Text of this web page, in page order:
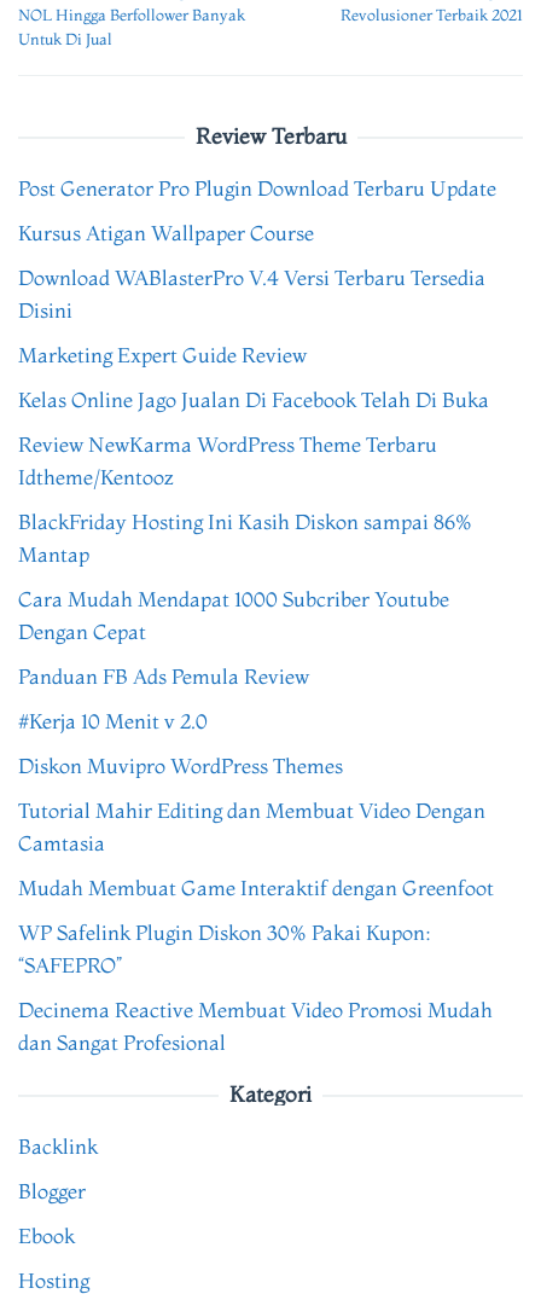
NOL Hingga Berfollower Banyak
Untuk Di Jual
Revolusioner Terbaik 2021
Review Terbaru
Post Generator Pro Plugin Download Terbaru Update
Kursus Atigan Wallpaper Course
Download WABlasterPro V.4 Versi Terbaru Tersedia
Disini
Marketing Expert Guide Review
Kelas Online Jago Jualan Di Facebook Telah Di Buka
Review NewKarma WordPress Theme Terbaru
Idtheme/Kentooz
BlackFriday Hosting Ini Kasih Diskon sampai 86%
Mantap
Cara Mudah Mendapat 1000 Subcriber Youtube
Dengan Cepat
Panduan FB Ads Pemula Review
#Kerja 10 Menit v 2.0
Diskon Muvipro WordPress Themes
Tutorial Mahir Editing dan Membuat Video Dengan
Camtasia
Mudah Membuat Game Interaktif dengan Greenfoot
WP Safelink Plugin Diskon 30% Pakai Kupon:
“SAFEPRO”
Decinema Reactive Membuat Video Promosi Mudah
dan Sangat Profesional
Kategori
Backlink
Blogger
Ebook
Hosting